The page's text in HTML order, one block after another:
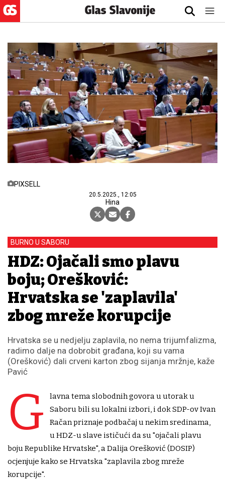
PIXSELL
20.5.2025., 12:05
Hina
BURNO U SABORU
HDZ: Ojačali smo plavu
boju; Orešković:
Hrvatska se 'zaplavila'
zbog mreže korupcije
Hrvatska se u nedjelju zaplavila, no nema trijumfalizma,
radimo dalje na dobrobit građana, koji su vama
(Orešković) dali crveni karton zbog sijanja mržnje, kaže
Pavić
G
lavna tema slobodnih govora u utorak u
Saboru bili su lokalni izbori, i dok SDP-ov Ivan
Račan priznaje podbačaj u nekim sredinama,
u HDZ-u slave ističući da su "ojačali plavu
boju Republike Hrvatske", a Dalija Orešković (DOSIP)
ocjenjuje kako se Hrvatska "zaplavila zbog mreže
korupcije".